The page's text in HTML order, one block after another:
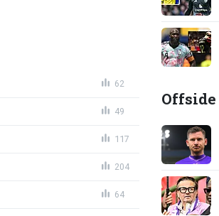
62
49
117
204
64
Offside